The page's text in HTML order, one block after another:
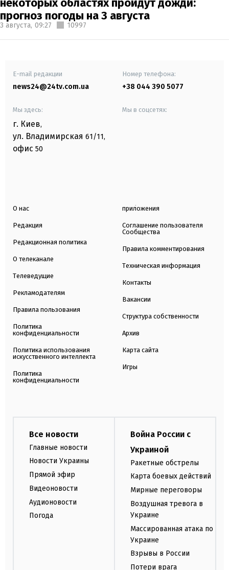
прогноз погоды на 3 августа
3 августа, 09:27 10997
E-mail редакции
news24@24tv.com.ua
Номер телефона:
+38 044 390 5077
Мы здесь:
г. Киев,
ул. Владимирская 61/11,
офис 50
Мы в соцсетях:
О нас
Редакция
Редакционная политика
О телеканале
Телеведущие
Рекламодателям
Правила пользования
Политика
конфиденциальности
Политика использования
искусственного интеллекта
Политика
конфиденциальности
приложения
Соглашение пользователя
Сообщества
Правила комментирования
Техническая информация
Контакты
Вакансии
Структура собственности
Архив
Карта сайта
Игры
Все новости
Главные новости
Новости Украины
Прямой эфир
Видеоновости
Аудионовости
Погода
Война России с
Украиной
Ракетные обстрелы
Карта боевых действий
Мирные переговоры
Воздушная тревога в
Украине
Массированная атака по
Украине
Взрывы в России
Потери врага